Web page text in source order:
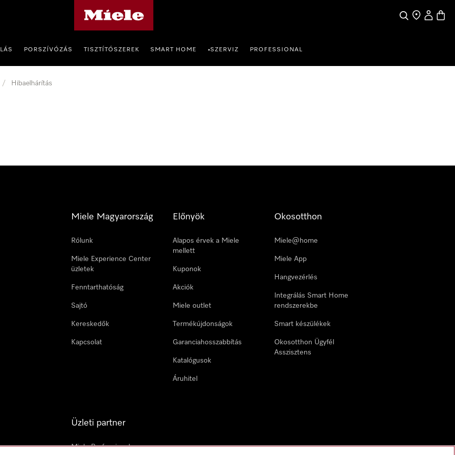
KeresesÜzletkereső
Saját profil
PORSZÍVÓZÁS TISZTÍTÓSZEREK SMART HOME •SZERVIZ PROFESSIONAL
/ Hibaelhárítás
Miele Magyarország
Rólunk
Miele Experience Center
üzletek
Fenntarthatóság
Sajtó
Kereskedők
Kapcsolat
Előnyök
Alapos érvek a Miele
mellett
Kuponok
Akciók
Miele outlet
Termékújdonságok
Garanciahosszabbítás
Katalógusok
Áruhitel
Okosotthon
Miele@home
Miele App
Hangvezérlés
Integrálás Smart Home
rendszerekbe
Smart készülékek
Okosotthon Ügyfél
Asszisztens
Üzleti partner
Miele Professional